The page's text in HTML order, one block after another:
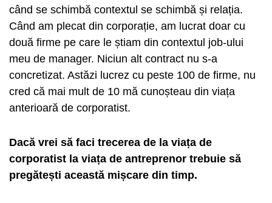
când se schimbă contextul se schimbă și relația.
Când am plecat din corporație, am lucrat doar cu
două firme pe care le știam din contextul job-ului
meu de manager. Niciun alt contract nu s-a
concretizat. Astăzi lucrez cu peste 100 de firme, nu
cred că mai mult de 10 mă cunoșteau din viața
anterioară de corporatist.
Dacă vrei să faci trecerea de la viața de
corporatist la viața de antreprenor trebuie să
pregătești această mișcare din timp.